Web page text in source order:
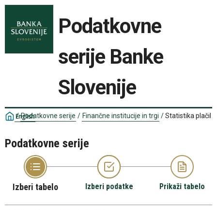
Podatkovne
serije Banke
Slovenije
English
/ Podatkovne serije / Finančne institucije in trgi /Statistika plačil
Podatkovne serije
Izberi tabelo Izberi podatke Prikaži tabelo